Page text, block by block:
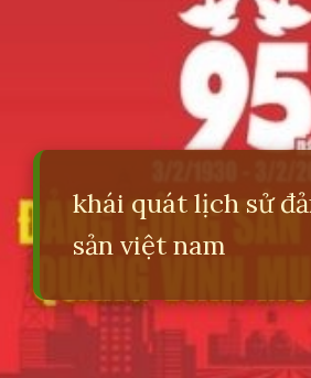
khái quát lịch sử
sản việt nam